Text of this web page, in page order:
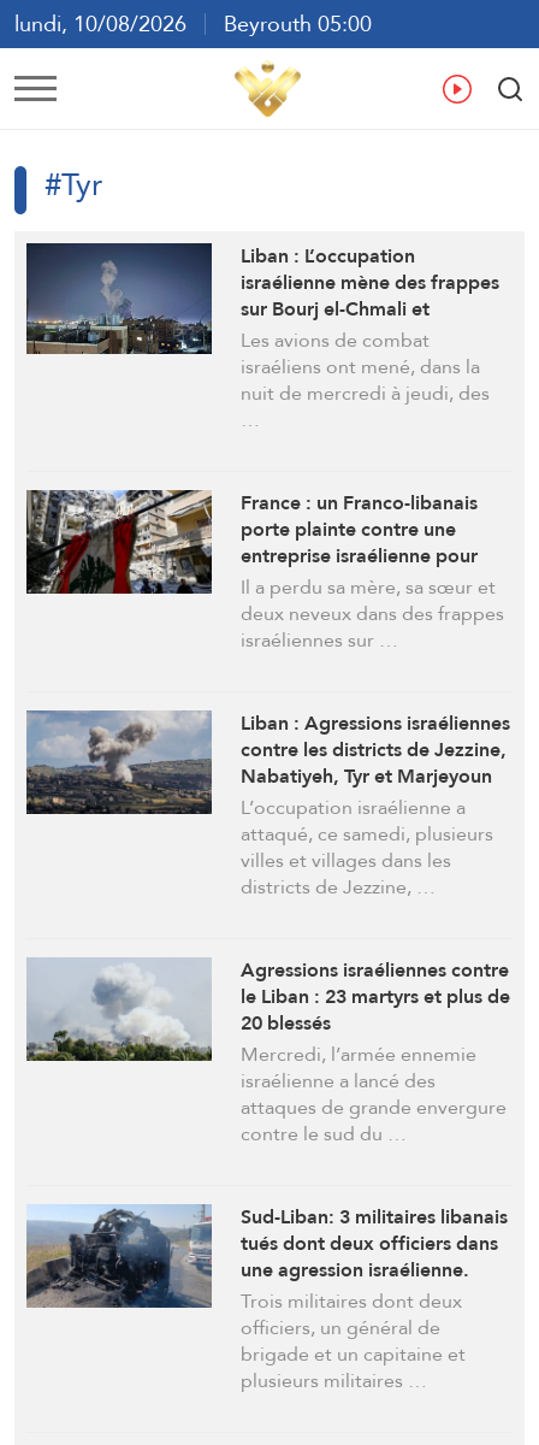
lundi, 10/08/2026
Beyrouth 05:00
ع
#Tyr
Liban : L’occupation
israélienne mène des frappes
sur Bourj el-Chmali et
Mansouri au sud du pays
Les avions de combat
israéliens ont mené, dans la
nuit de mercredi à jeudi, des
…
France : un Franco-libanais
porte plainte contre une
entreprise israélienne pour
crimes de guerre et crimes
contre l’humanité
Il a perdu sa mère, sa sœur et
deux neveux dans des frappes
israéliennes sur …
Liban : Agressions israéliennes
contre les districts de Jezzine,
Nabatiyeh, Tyr et Marjeyoun
L’occupation israélienne a
attaqué, ce samedi, plusieurs
villes et villages dans les
districts de Jezzine, …
Agressions israéliennes contre
le Liban : 23 martyrs et plus de
20 blessés
Mercredi, l’armée ennemie
israélienne a lancé des
attaques de grande envergure
contre le sud du …
Sud-Liban: 3 militaires libanais
tués dont deux officiers dans
une agression israélienne.
Hezbollah réagit
Trois militaires dont deux
officiers, un général de
brigade et un capitaine et
plusieurs militaires …